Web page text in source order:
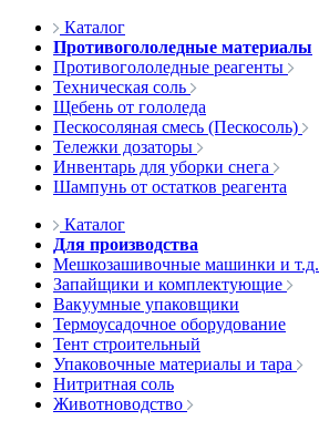
Каталог
Противогололедные материалы
Противогололедные реагенты
Техническая соль
Щебень от гололеда
Пескосоляная смесь (Пескосоль)
Тележки дозаторы
Инвентарь для уборки снега
Шампунь от остатков реагента
Каталог
Для производства
Мешкозашивочные машинки и т.д.
Запайщики и комплектующие
Вакуумные упаковщики
Термоусадочное оборудование
Тент строительный
Упаковочные материалы и тара
Нитритная соль
Животноводство